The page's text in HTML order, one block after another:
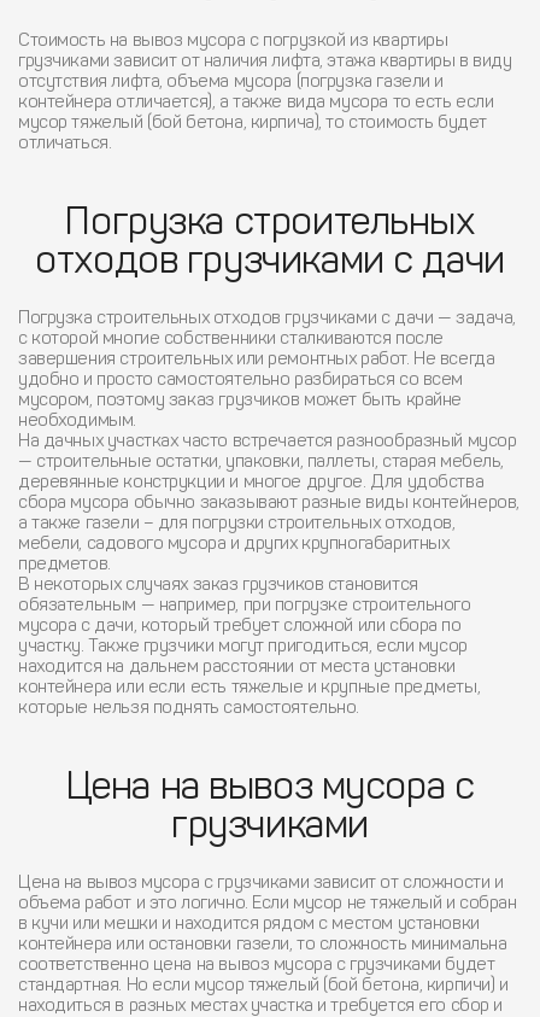
Стоимость на вывоз мусора с погрузкой из квартиры
грузчиками зависит от наличия лифта, этажа квартиры в виду
отсутствия лифта, объема мусора (погрузка газели и
контейнера отличается), а также вида мусора то есть если
мусор тяжелый (бой бетона, кирпича), то стоимость будет
отличаться.
Погрузка строительных
отходов грузчиками с дачи
Погрузка строительных отходов грузчиками с дачи — задача,
с которой многие собственники сталкиваются после
завершения строительных или ремонтных работ. Не всегда
удобно и просто самостоятельно разбираться со всем
мусором, поэтому заказ грузчиков может быть крайне
необходимым.
На дачных участках часто встречается разнообразный мусор
— строительные остатки, упаковки, паллеты, старая мебель,
деревянные конструкции и многое другое. Для удобства
сбора мусора обычно заказывают разные виды контейнеров,
а также газели – для погрузки строительных отходов,
мебели, садового мусора и других крупногабаритных
предметов.
В некоторых случаях заказ грузчиков становится
обязательным — например, при погрузке строительного
мусора с дачи, который требует сложной или сбора по
участку. Также грузчики могут пригодиться, если мусор
находится на дальнем расстоянии от места установки
контейнера или если есть тяжелые и крупные предметы,
которые нельзя поднять самостоятельно.
Цена на вывоз мусора с
грузчиками
Цена на вывоз мусора с грузчиками зависит от сложности и
объема работ и это логично. Если мусор не тяжелый и собран
в кучи или мешки и находится рядом с местом установки
контейнера или остановки газели, то сложность минимальна
соответственно цена на вывоз мусора с грузчиками будет
стандартная. Но если мусор тяжелый (бой бетона, кирпичи) и
находиться в разных местах участка и требуется его сбор и